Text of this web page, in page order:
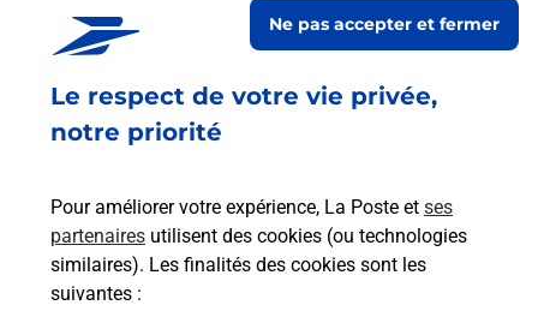
Le respect de votre vie privée,
notre priorité
Pour améliorer votre expérience, La Poste et ses
partenaires utilisent des cookies (ou technologies
similaires). Les finalités des cookies sont les
suivantes :
Ne pas accepter et fermer
jusqu'à 12h00
17 RUE DE LA MADELEINE
44130 FAY DE BRETAGNE
Malin !